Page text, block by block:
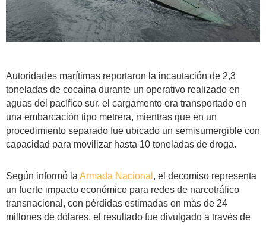
Autoridades marítimas reportaron la incautación de 2,3
toneladas de cocaína durante un operativo realizado en
aguas del pacífico sur. el cargamento era transportado en
una embarcación tipo metrera, mientras que en un
procedimiento separado fue ubicado un semisumergible con
capacidad para movilizar hasta 10 toneladas de droga.
Según informó la Armada Nacional , el decomiso representa
un fuerte impacto económico para redes de narcotráfico
transnacional, con pérdidas estimadas en más de 24
millones de dólares. el resultado fue divulgado a través de